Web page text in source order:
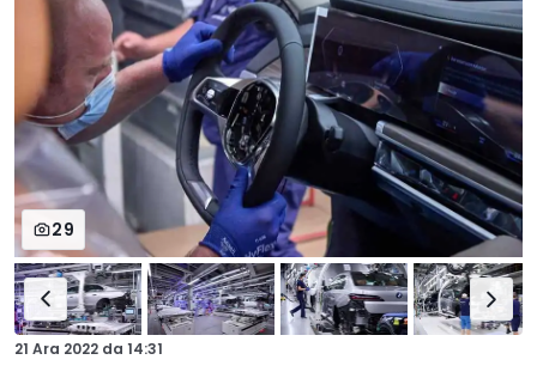
29
21 Ara 2022 da 14:31